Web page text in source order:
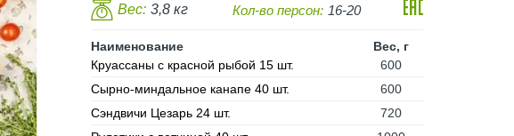
Вес: 3,8 кг Кол-во персон: 16-20
Наименование
Вес, г
Круассаны с красной рыбой 15 шт.
600
Сырно-миндальное канапе 40 шт.
600
Сэндвичи Цезарь 24 шт.
720